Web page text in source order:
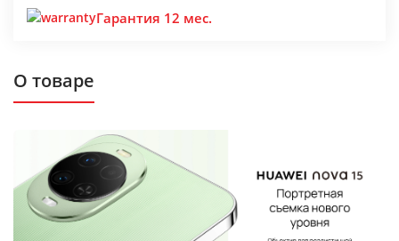
Гарантия 12 мес.
О товаре